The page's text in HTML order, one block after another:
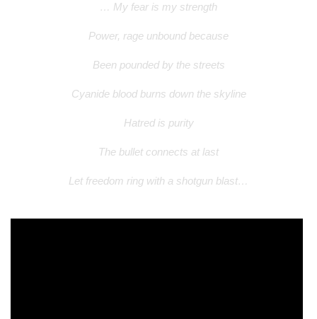
… My fear is my strength
Power, rage unbound because
Been pounded by the streets
Cyanide blood burns down the skyline
Hatred is purity
The bullet connects at last
Let freedom ring with a shotgun blast…